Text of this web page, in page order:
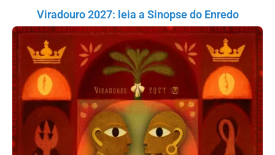
Viradouro 2027: leia a Sinopse do Enredo